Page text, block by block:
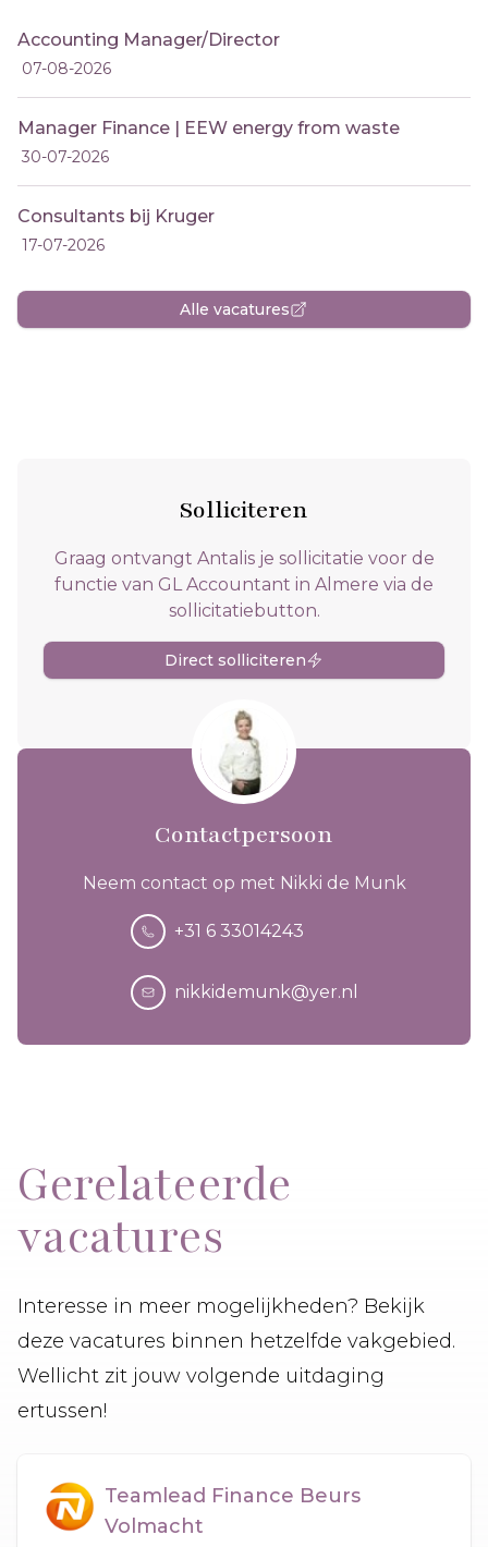
Accounting Manager/Director
07-08-2026
Manager Finance | EEW energy from waste
30-07-2026
Consultants bij Kruger
17-07-2026
Alle vacatures
Solliciteren
Graag ontvangt Antalis je sollicitatie voor de
functie van GL Accountant in Almere via de
sollicitatiebutton.
Direct solliciteren
Contactpersoon
Neem contact op met Nikki de Munk
+31 6 33014243
nikkidemunk@yer.nl
Gerelateerde
vacatures
Interesse in meer mogelijkheden? Bekijk
deze vacatures binnen hetzelfde vakgebied.
Wellicht zit jouw volgende uitdaging
ertussen!
Teamlead Finance Beurs
Volmacht